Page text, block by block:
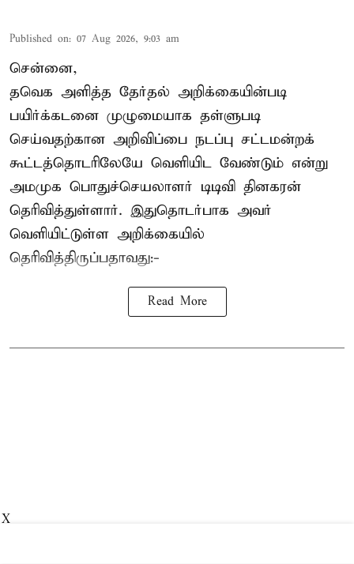
Published on: 07 Aug 2026, 9:03 am
சென்னை,
தவெக அளித்த தேர்தல் அறிக்கையின்படி
பயிர்க்கடனை முழுமையாக தள்ளுபடி
செய்வதற்கான அறிவிப்பை நடப்பு சட்டமன்றக்
கூட்டத்தொடரிலேயே வெளியிட வேண்டும் என்று
அமமுக பொதுச்செயலாளர் டிடிவி தினகரன்
தெரிவித்துள்ளார். இதுதொடர்பாக அவர்
வெளியிட்டுள்ள அறிக்கையில்
தெரிவித்திருப்பதாவது:-
Read More
X